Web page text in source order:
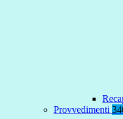
Provvedimenti